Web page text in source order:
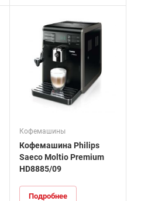
Кофемашины
Кофемашина Philips
Saeco Moltio Premium
HD8885/09
Подробнее